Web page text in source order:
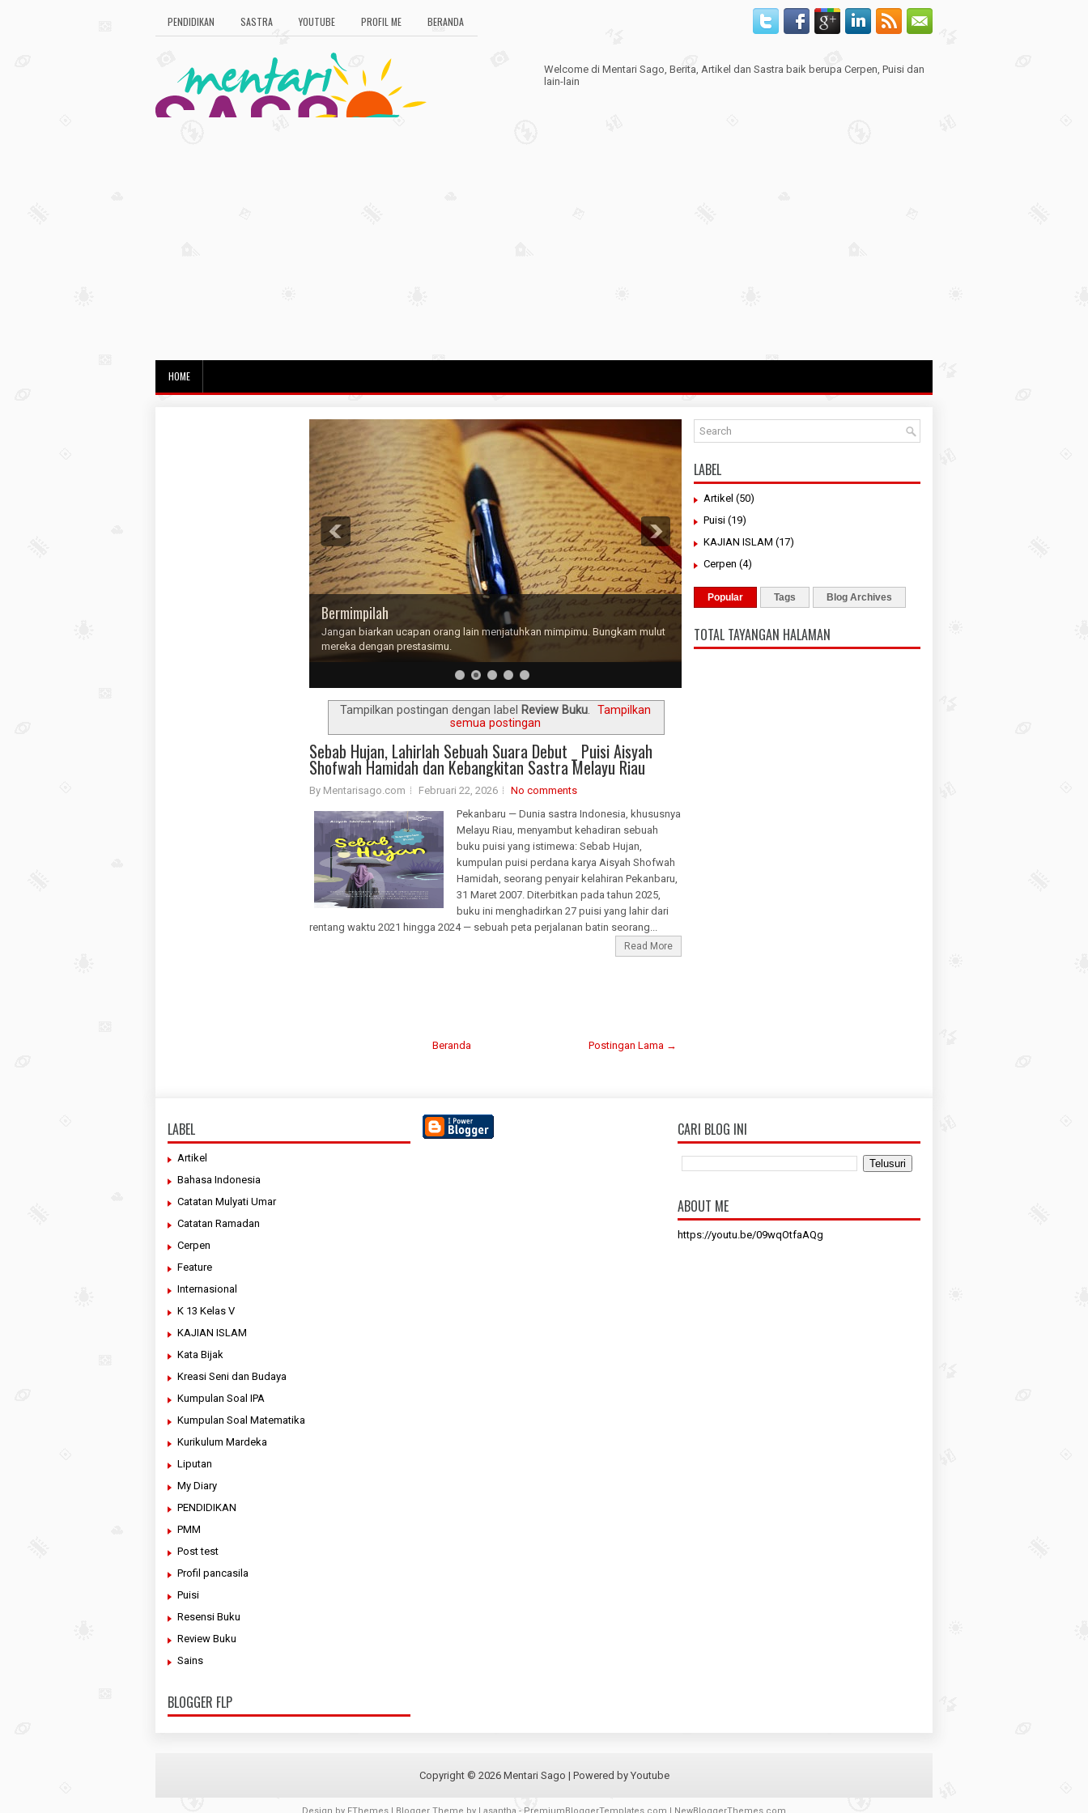
PENDIDIKAN SASTRA YOUTUBE PROFIL ME BERANDA
Welcome di Mentari Sago, Berita, Artikel dan Sastra baik berupa Cerpen, Puisi dan
lain-lain
HOME
Bermimpilah
Jangan biarkan ucapan orang lain menjatuhkan mimpimu. Bungkam mulut
mereka dengan prestasimu.
Tampilkan postingan dengan label Review Buku.
Tampilkan
semua postingan
Sebab Hujan, Lahirlah Sebuah Suara Debut _ Puisi Aisyah
Shofwah Hamidah dan Kebangkitan Sastra Melayu Riau
By Mentarisago.com Februari 22, 2026
No comments
Pekanbaru — Dunia sastra Indonesia, khususnya
Melayu Riau, menyambut kehadiran sebuah
buku puisi yang istimewa: Sebab Hujan,
kumpulan puisi perdana karya Aisyah Shofwah
Hamidah, seorang penyair kelahiran Pekanbaru,
31 Maret 2007. Diterbitkan pada tahun 2025,
buku ini menghadirkan 27 puisi yang lahir dari
rentang waktu 2021 hingga 2024 — sebuah peta perjalanan batin seorang...
Read More
Postingan Lama →
Beranda
LABEL
Artikel (50)
Puisi (19)
KAJIAN ISLAM (17)
Cerpen (4)
Popular Tags Blog Archives
TOTAL TAYANGAN HALAMAN
LABEL
Artikel
Bahasa Indonesia
Catatan Mulyati Umar
Catatan Ramadan
Cerpen
Feature
Internasional
K 13 Kelas V
KAJIAN ISLAM
Kata Bijak
Kreasi Seni dan Budaya
Kumpulan Soal IPA
Kumpulan Soal Matematika
Kurikulum Mardeka
Liputan
My Diary
PENDIDIKAN
PMM
Post test
Profil pancasila
Puisi
Resensi Buku
Review Buku
Sains
BLOGGER FLP
CARI BLOG INI
ABOUT ME
https://youtu.be/09wqOtfaAQg
Copyright © 2026 Mentari Sago | Powered by Youtube
Design by FThemes | Blogger Theme by Lasantha - PremiumBloggerTemplates.com | NewBloggerThemes.com